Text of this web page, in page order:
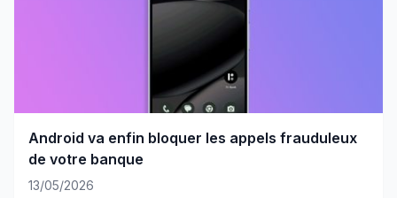
Android va enfin bloquer les appels frauduleux
de votre banque
13/05/2026